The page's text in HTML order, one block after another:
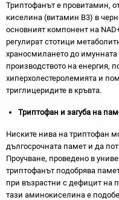
Триптофанът е провитамин,
киселина (витамин B3) в
основният компонент на
регулират стотици
храносмилането до
производството на енергия,
хиперхолестеролемията и
триглицеридите в кръвта.
Триптофан и загуба на
Ниските нива на триптофан
дългосрочната памет и да
Проучване, проведено в
триптофанът подобрява
при възрастни с дефицит на
тази аминокиселина е